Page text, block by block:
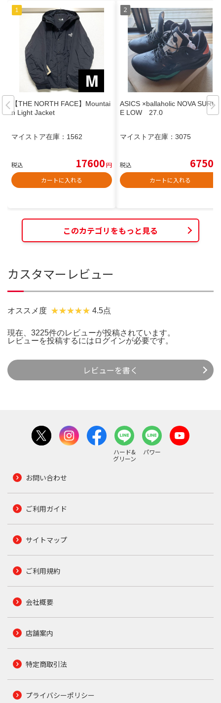
【THE NORTH FACE】Mountai
n Light Jacket
マイストア在庫： 1562
税込 17600円
カートに入れる
ASICS ×ballaholic NOVA SURG
E LOW 27.0
マイストア在庫： 3075
税込 6750
カートに入れる
このカテゴリをもっと見る
カスタマーレビュー
オススメ度 4.5点
現在、3225件のレビューが投稿されています。
レビューを投稿するには ログインが必要です。
レビューを書く
ハード&
グリーン
パワー
お問い合わせ
ご利用ガイド
サイトマップ
ご利用規約
会社概要
店舗案内
特定商取引法
プライバシーポリシー